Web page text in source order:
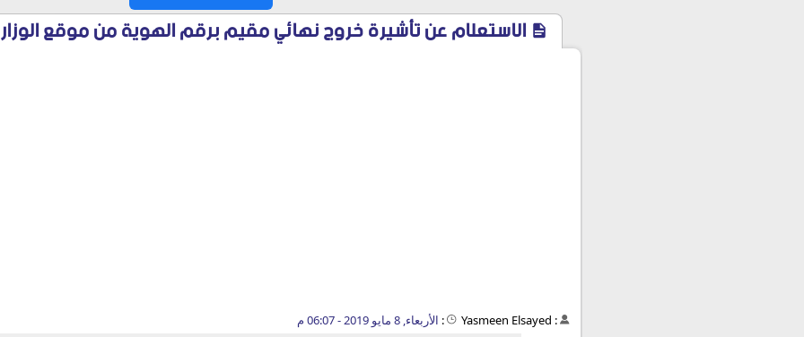
الاستعلام عن تأشيرة خروج نهائي مقيم برقم الهوية من موقع
:
Yasmeen Elsayed
: الأربعاء, 8 مايو 2019 - 06:07 م